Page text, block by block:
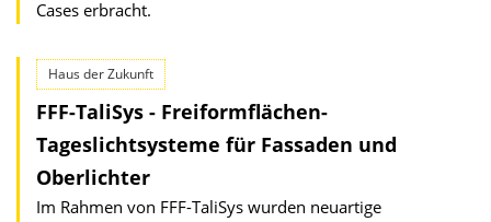
Cases erbracht.
Haus der Zukunft
FFF-TaliSys - Freiformflächen-
Tageslichtsysteme für Fassaden und
Oberlichter
Im Rahmen von FFF-TaliSys wurden neuartige